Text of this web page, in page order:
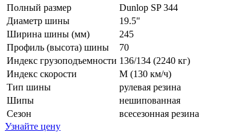
Полный размер
Dunlop SP 344
Диаметр шины
19.5"
Ширина шины (мм)
245
Профиль (высота) шины
70
Индекс грузоподъемности 136/134 (2240 кг)
Индекс скорости
M (130 км/ч)
Тип шины
рулевая резина
Шипы
нешипованная
Сезон
всесезонная резина
Узнайте цену